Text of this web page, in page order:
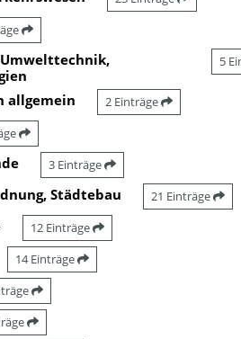
Umwelttechnik,
5
allgemein 2 Einträge
3 Einträge
Städtebau 21 Einträge
12 Einträge
14 Einträge